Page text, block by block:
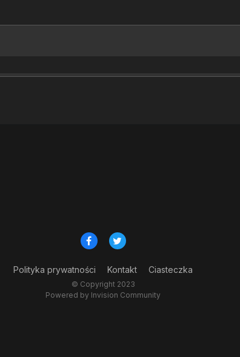
Polityka prywatności Kontakt Ciasteczka
© Copyright 2023
Powered by Invision Community